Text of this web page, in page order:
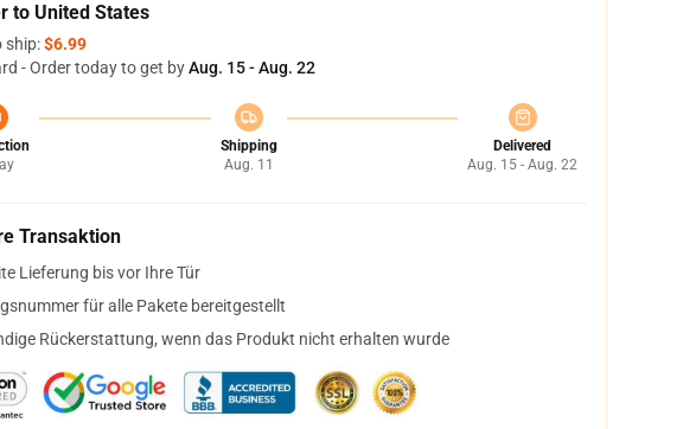
to United States
ship:$6.99
- Order today to get byAug. 15 - Aug. 22
Shipping
Aug. 11
Delivered
Aug. 15 - Aug. 22
Transaktion
Lieferung bis vor Ihre Tür
für alle Pakete bereitgestellt
Rückerstattung, wenn das Produkt nicht erhalten wurde